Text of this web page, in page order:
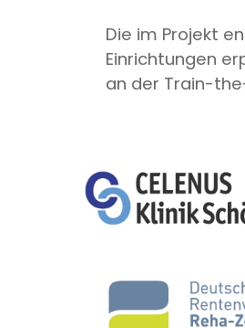
Die im Projekt
Einrichtungen
an der Train-